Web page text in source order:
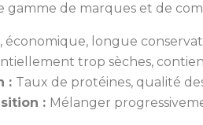
gamme de marques et de
économique, longue
trop sèches,
: Taux de protéines, qualité
: Mélanger